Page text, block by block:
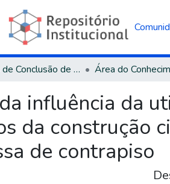
Trabalhos de Conclusão de Curso
influência da
da construção
de contrapiso